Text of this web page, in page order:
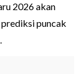
2026 akan
puncak